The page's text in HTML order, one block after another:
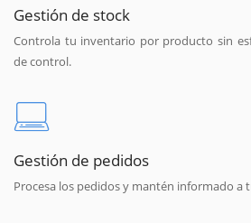
Gestión de stock
Controla tu inventario por producto sin
de control.
Gestión de pedidos
Procesa los pedidos y mantén informado a